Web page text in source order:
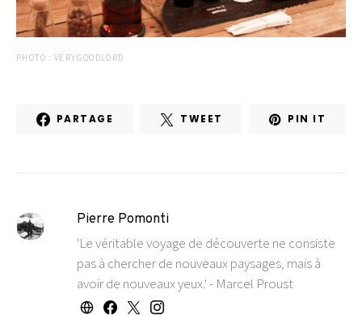
PHOTO : VERYGOODLORD
PARTAGE TWEET PIN IT
Pierre Pomonti
'Le véritable voyage de découverte ne consiste
pas à chercher de nouveaux paysages, mais à
avoir de nouveaux yeux.' - Marcel Proust